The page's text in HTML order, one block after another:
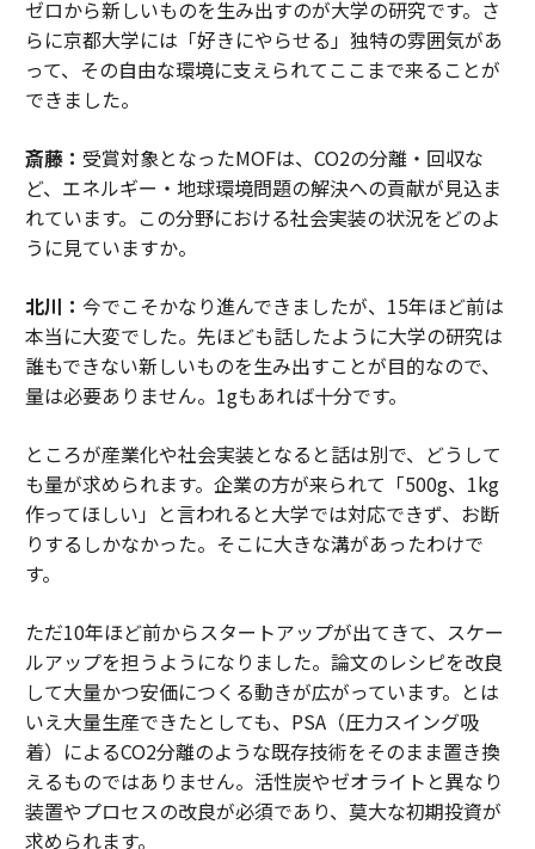
ゼロから新しいものを生み出すのが大学の研究です。さ
らに京都大学には「好きにやらせる」独特の雰囲気があ
って、その自由な環境に支えられてここまで来ることが
できました。
斎藤： 受賞対象となったMOFは、CO2の分離・回収な
ど、エネルギー・地球環境問題の解決への貢献が見込ま
れています。この分野における社会実装の状況をどのよ
うに見ていますか。
北川： 今でこそかなり進んできましたが、15年ほど前は
本当に大変でした。先ほども話したように大学の研究は
誰もできない新しいものを生み出すことが目的なので、
量は必要ありません。1gもあれば十分です。
ところが産業化や社会実装となると話は別で、どうして
も量が求められます。企業の方が来られて「500g、1kg
作ってほしい」と言われると大学では対応できず、お断
りするしかなかった。そこに大きな溝があったわけで
す。
ただ10年ほど前からスタートアップが出てきて、スケー
ルアップを担うようになりました。論文のレシピを改良
して大量かつ安価につくる動きが広がっています。とは
いえ大量生産できたとしても、PSA（圧力スイング吸
着）によるCO2分離のような既存技術をそのまま置き換
えるものではありません。活性炭やゼオライトと異なり
装置やプロセスの改良が必須であり、莫大な初期投資が
求められます。